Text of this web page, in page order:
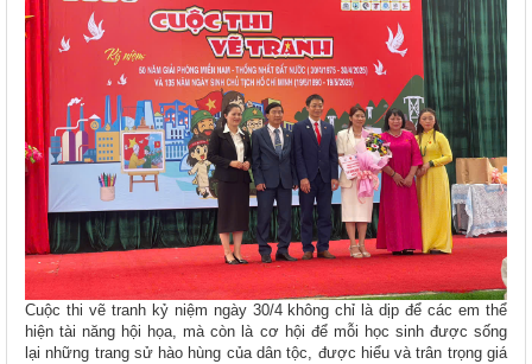
Cuộc thi vẽ tranh kỷ niệm ngày 30/4 không chỉ là dịp để các em thể
hiện tài năng hội họa, mà còn là cơ hội để mỗi học sinh được sống
lại những trang sử hào hùng của dân tộc, được hiểu và trân trọng giá